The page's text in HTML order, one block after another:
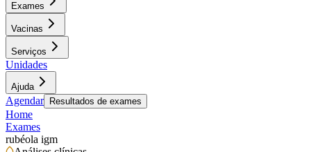
Exames
Vacinas
Serviços
Unidades
Ajuda
Agendar Resultados de exames
Home
Exames
rubéola igm